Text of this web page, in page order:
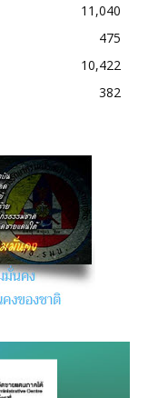
11,040
475
10,422
382